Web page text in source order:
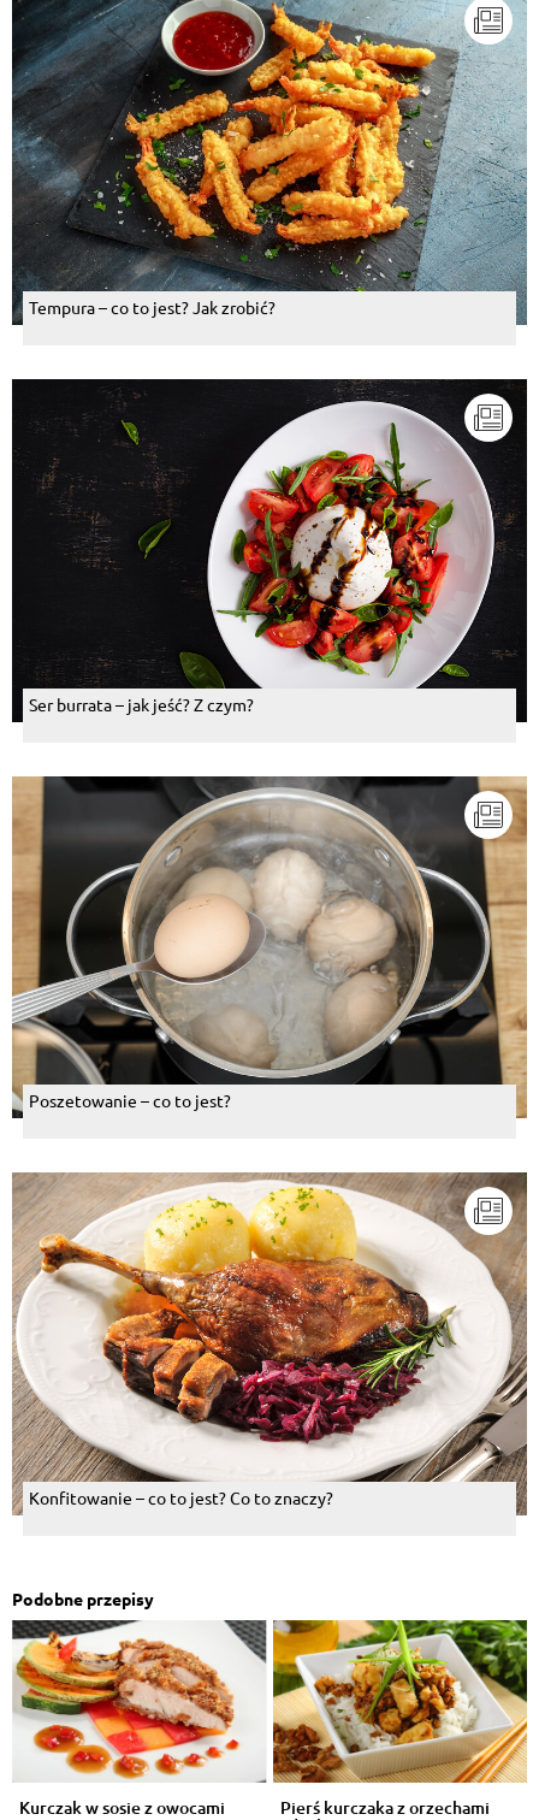
Tempura – co to jest? Jak zrobić?
Ser burrata – jak jeść? Z czym?
Poszetowanie – co to jest?
Konfitowanie – co to jest? Co to znaczy?
Podobne przepisy
Kurczak w sosie z owocami Pierś kurczaka z orzechami